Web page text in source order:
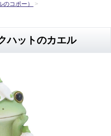
のコポー）
ハットのカエル